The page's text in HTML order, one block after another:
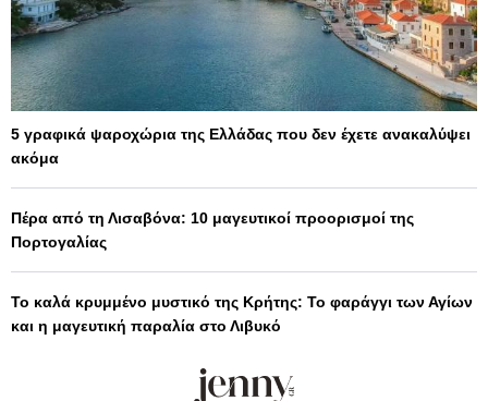
5 γραφικά ψαροχώρια της Ελλάδας που δεν έχετε ανακαλύψει
ακόμα
Πέρα από τη Λισαβόνα: 10 μαγευτικοί προορισμοί της
Πορτογαλίας
Το καλά κρυμμένο μυστικό της Κρήτης: Το φαράγγι των Αγίων
και η μαγευτική παραλία στο Λιβυκό